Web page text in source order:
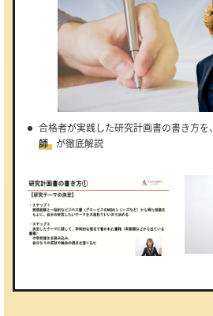
合格者が実践した研究計画書の書き方を、
師 が徹底解説